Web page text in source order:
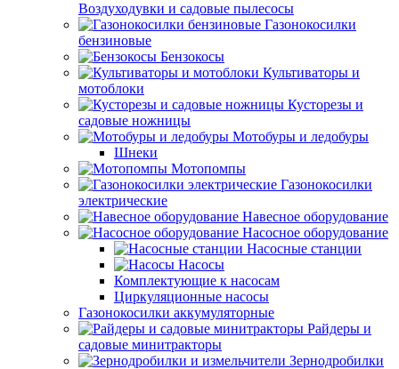
Воздуходувки и садовые пылесосы
Газонокосилки
бензиновые
Бензокосы
Культиваторы и
мотоблоки
Кусторезы и
садовые ножницы
Мотобуры и ледобуры
Шнеки
Мотопомпы
Газонокосилки
электрические
Навесное оборудование
Насосное оборудование
Насосные станции
Насосы
Комплектующие к насосам
Циркуляционные насосы
Газонокосилки аккумуляторные
Райдеры и
садовые минитракторы
Зернодробилки